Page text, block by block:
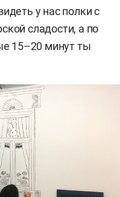
у нас полки с
сладости, а по
15–20 минут ты